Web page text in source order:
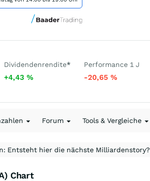
Dividendenrendite*
+4,43 %
Performance 1 J
-20,65%
Forum Tools & Vergleiche
Entsteht hier die nächste Milliardenstory?
Chart